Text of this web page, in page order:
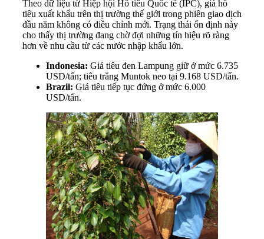
Theo dữ liệu từ Hiệp hội Hồ tiêu Quốc tế (IPC), giá hồ
tiêu xuất khẩu trên thị trường thế giới trong phiên giao dịch
đầu năm không có điều chỉnh mới. Trạng thái ổn định này
cho thấy thị trường đang chờ đợi những tín hiệu rõ ràng
hơn về nhu cầu từ các nước nhập khẩu lớn.
Indonesia: Giá tiêu đen Lampung giữ ở mức 6.735
USD/tấn; tiêu trắng Muntok neo tại 9.168 USD/tấn.
Brazil: Giá tiêu tiếp tục đứng ở mức 6.000
USD/tấn.